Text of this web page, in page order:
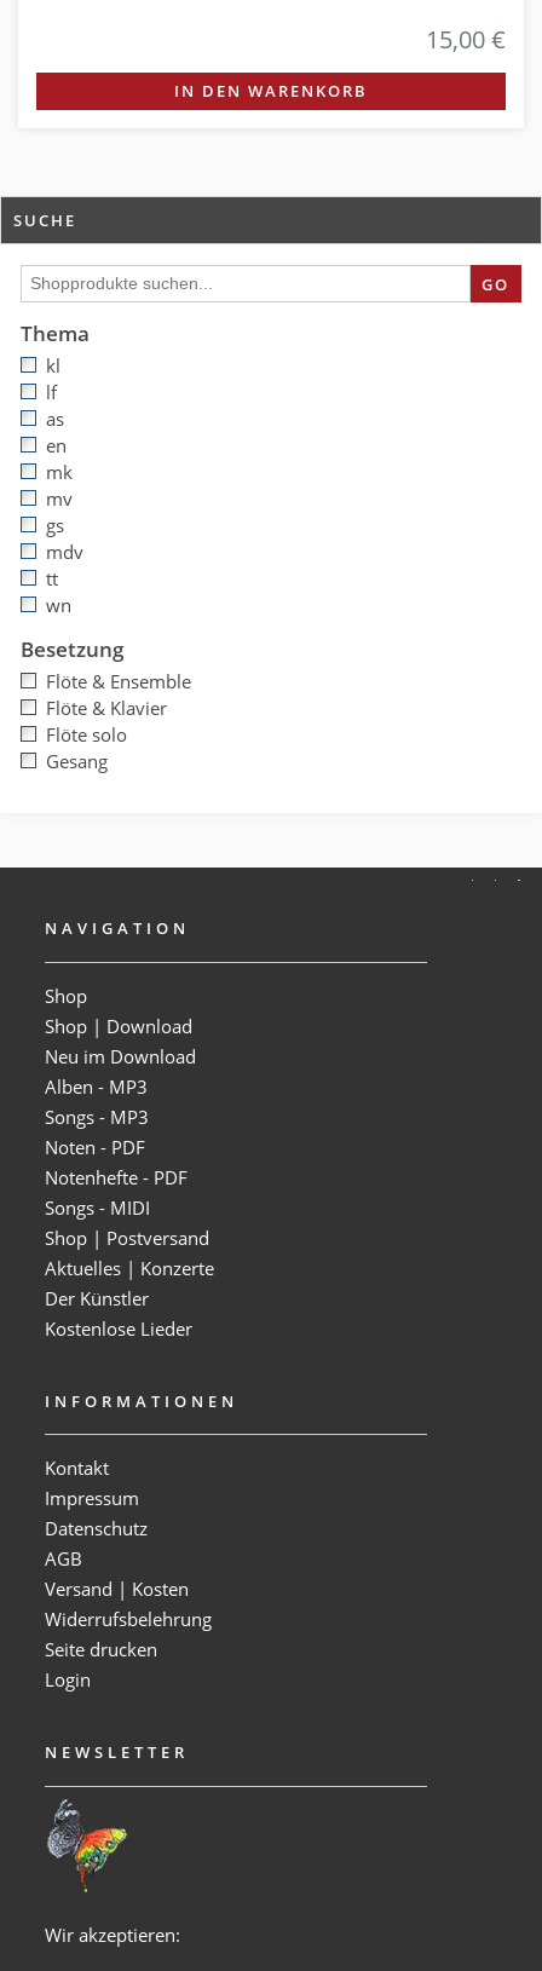
15,00 €
IN DEN WARENKORB
SUCHE
GO
Thema
kl
lf
as
en
mk
mv
gs
mdv
tt
wn
Besetzung
Flöte & Ensemble
Flöte & Klavier
Flöte solo
Gesang
NAVIGATION
Shop
Shop | Download
Neu im Download
Alben - MP3
Songs - MP3
Noten - PDF
Notenhefte - PDF
Songs - MIDI
Shop | Postversand
Aktuelles | Konzerte
Der Künstler
Kostenlose Lieder
INFORMATIONEN
Kontakt
Impressum
Datenschutz
AGB
Versand | Kosten
Widerrufsbelehrung
Seite drucken
Login
NEWSLETTER
Wir akzeptieren: